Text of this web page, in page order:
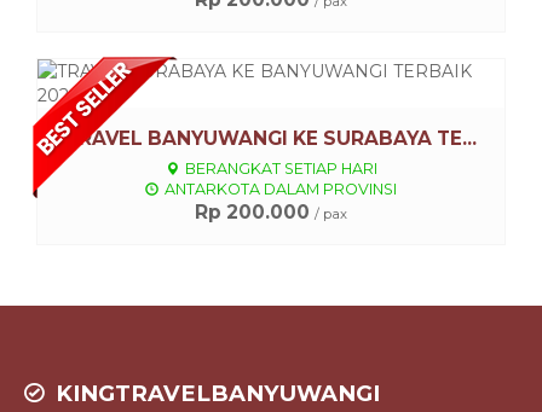
TRAVEL BANYUWANGI KE SURABAYA TE...
BERANGKAT SETIAP HARI
ANTARKOTA DALAM PROVINSI
Rp 200.000 / pax
KINGTRAVELBANYUWANGI